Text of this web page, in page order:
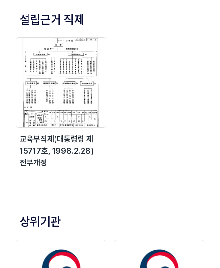
설립근거 직제
교육부직제(대통령령 제
15717호, 1998.2.28)
전부개정
상위기관